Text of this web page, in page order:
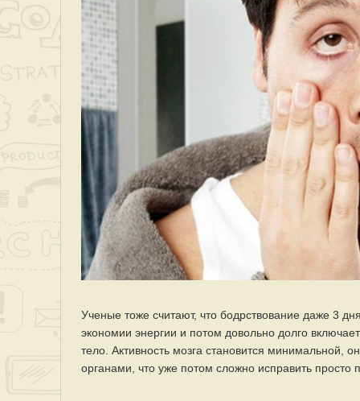
Ученые тоже считают, что бодрствование даже 3
экономии энергии и потом довольно долго
тело. Активность мозга становится минимальной,
органами, что уже потом сложно исправить просто